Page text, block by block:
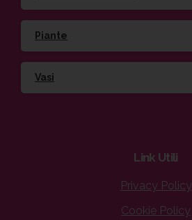
Piante
Vasi
Link Utili
Privacy Policy
Cookie Policy